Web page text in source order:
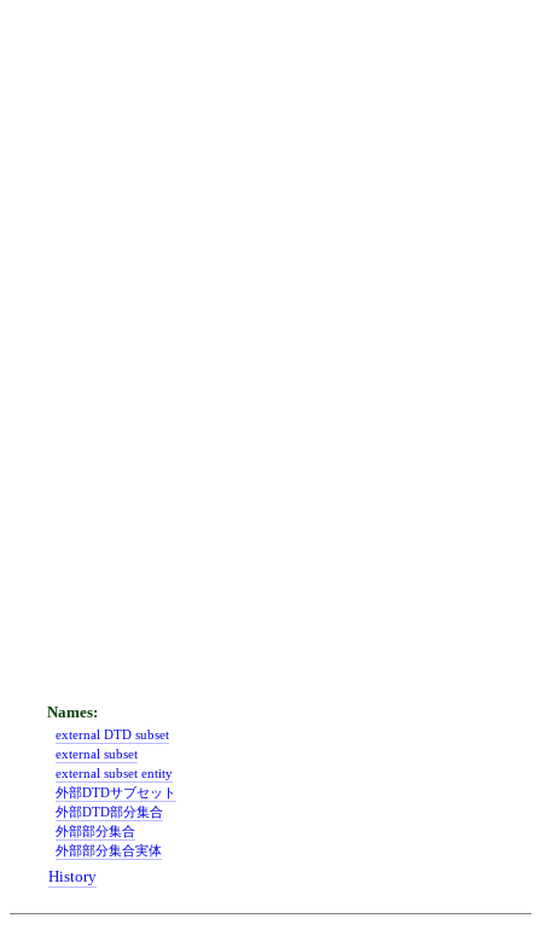
external DTD subset
external subset
external subset entity
外部DTDサブセット
外部DTD部分集合
外部部分集合
外部部分集合実体
History